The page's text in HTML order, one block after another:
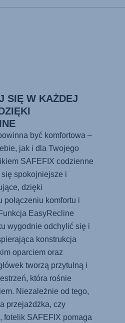
SIĘ W KAŻDEJ
być komfortowa –
jak i dla Twojego
SAFEFIX codzienne
spokojniejsze i
dzięki
połączeniu komfortu i
EasyRecline
wygodnie odchylić się i
konstrukcja
oparciem oraz
tworzą przytulną i
która rośnie
Niezależnie od tego,
przejażdżka, czy
fotelik SAFEFIX pomaga